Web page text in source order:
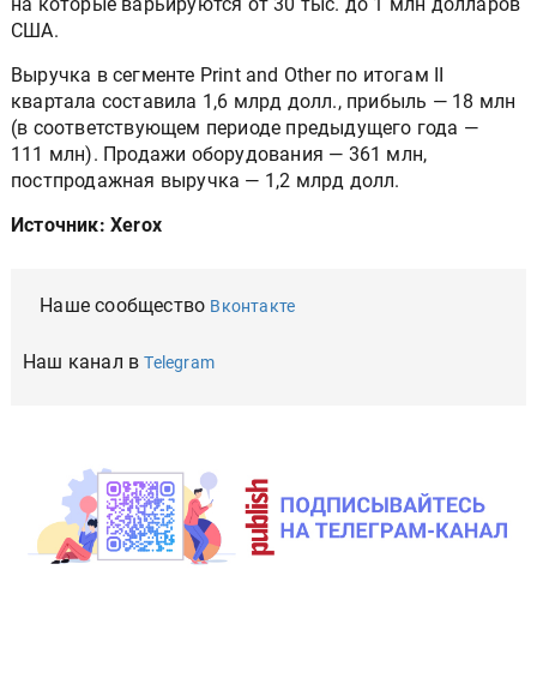
США.
Выручка в сегменте Print and Other по итогам II
квартала составила 1,6 млрд долл., прибыль — 18 млн
(в соответствующем периоде предыдущего года —
111 млн). Продажи оборудования — 361 млн,
постпродажная выручка — 1,2 млрд долл.
Источник: Xerox
Наше сообщество Вконтакте
Наш канал вTelegram